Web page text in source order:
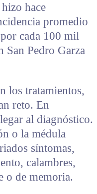
hace
promedio
cada 100 mil
San Pedro Garza
los tratamientos,
reto. En
al diagnóstico.
o la médula
síntomas,
calambres,
o de memoria.